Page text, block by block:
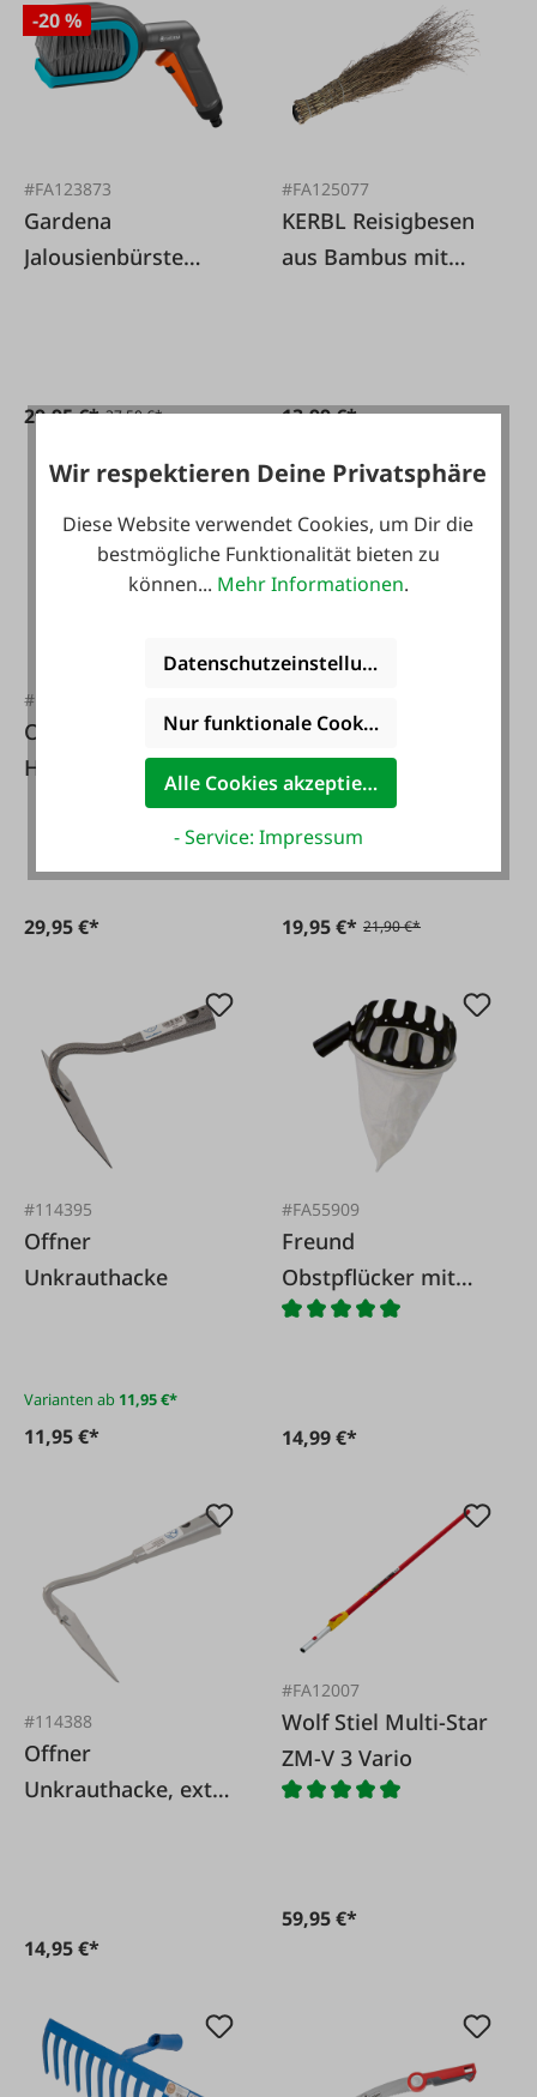
-20 %
#FA123873
Gardena
Jalousienbürste
29,95 €* 37,50 €*
#FA125077
KERBL Reisigbesen
aus Bambus mit
13,99 €*
#FA114335
Offner Kinder-
Holzrechen, 100 cm
29,95 €*
-9 %
Jätekralle Natura
Pro
Hochbeetwerkzeug
19,95 €* 21,90 €*
#114395
Offner
Unkrauthacke
Varianten ab 11,95 €*
11,95 €*
#FA55909
Freund
Obstpflücker mit
Tülle
14,99 €*
#114388
Offner
Unkrauthacke, extra
14,95 €*
#FA12007
Wolf Stiel Multi-Star
ZM-V 3 Vario
59,95 €*
Wir respektieren Deine Privatsphäre
Diese Website verwendet Cookies, um Dir die
bestmögliche Funktionalität bieten zu
können... Mehr Informationen.
Datenschutzeinstellungen
Nur funktionale Cookies akzeptieren
Alle Cookies akzeptieren
- Service: Impressum